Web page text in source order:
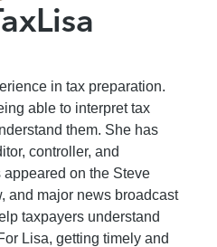
in tax preparation.
able to interpret tax
them. She has
controller, and
on the Steve
and major news broadcast
taxpayers understand
Lisa, getting timely and